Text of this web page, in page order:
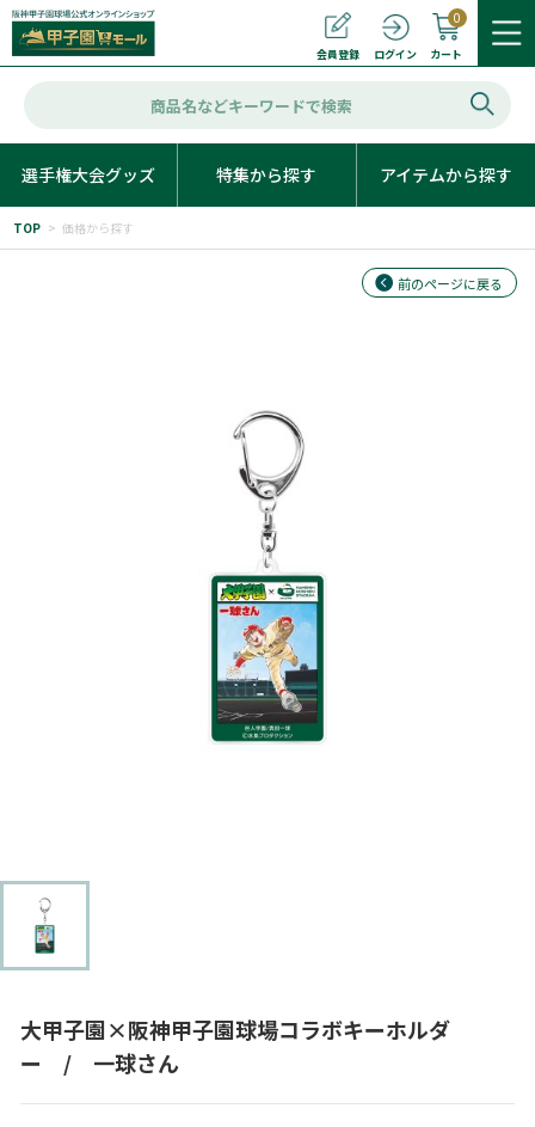
会員登録 ログイン カート
0
選手権大会グッズ 特集から探す アイテムから探す
TOP > 価格から探す
前のページに戻る
大甲子園×阪神甲子園球場コラボキーホルダ
ー / 一球さん